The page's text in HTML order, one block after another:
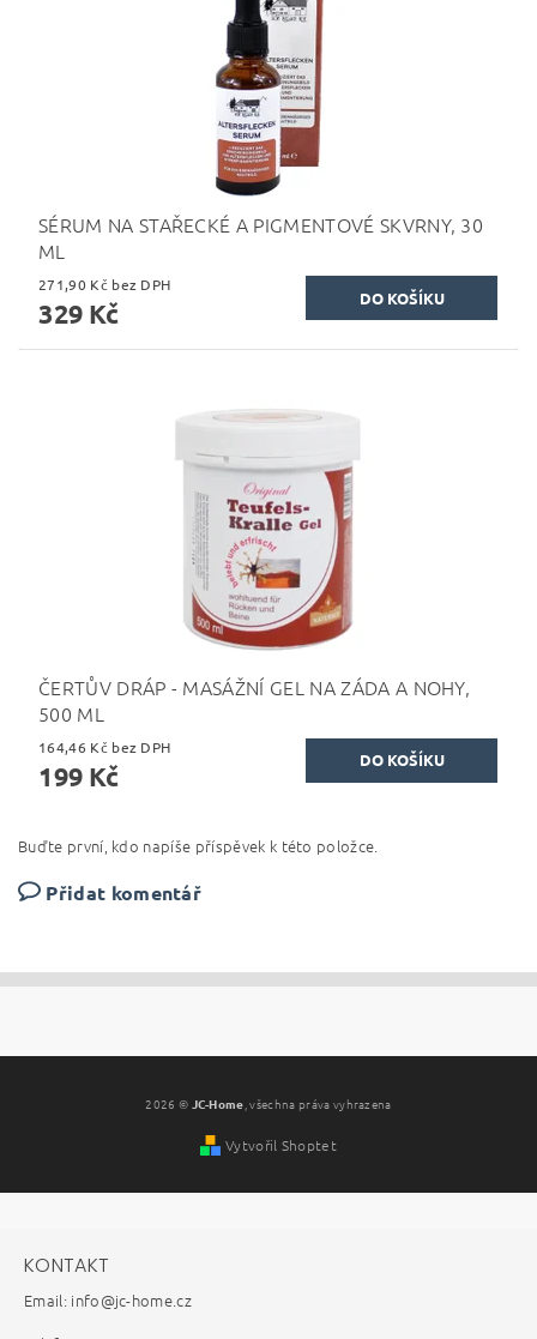
SÉRUM NA STAŘECKÉ A PIGMENTOVÉ SKVRNY, 30
ML
271,90 Kč bez DPH
329 Kč
ČERTŮV DRÁP - MASÁŽNÍ GEL NA ZÁDA A NOHY,
500 ML
164,46 Kč bez DPH
199 Kč
Buďte první, kdo napíše příspěvek k této položce.
Přidat komentář
2026 © JC-Home , všechna práva vyhrazena
Vytvořil Shoptet
KONTAKT
Email: info@jc-home.cz